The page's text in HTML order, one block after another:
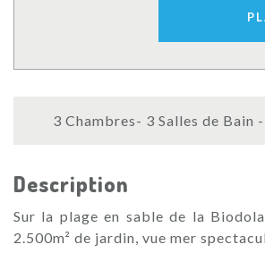
3 Chambres- 3 Salles de Bain
Description
Sur la plage en sable de la
2.500m² de jardin, vue mer